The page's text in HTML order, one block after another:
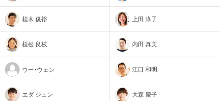
植木 俊裕 上田 淳子
植松 良枝 内田 真美
ウー・ウェン 江口 和明
エダ ジュン 大森 慶子